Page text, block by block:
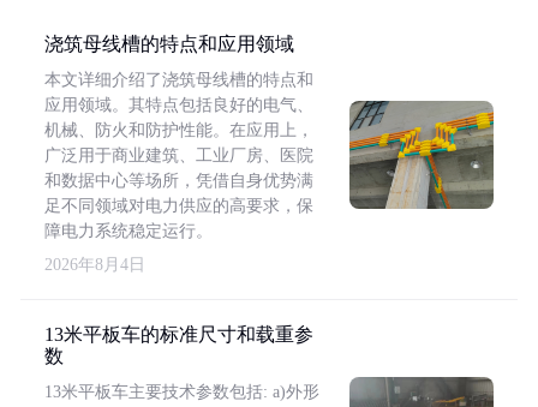
浇筑母线槽的特点和应用领域
本文详细介绍了浇筑母线槽的特点和
应用领域。其特点包括良好的电气、
机械、防火和防护性能。在应用上，
广泛用于商业建筑、工业厂房、医院
和数据中心等场所，凭借自身优势满
足不同领域对电力供应的高要求，保
障电力系统稳定运行。
2026年8月4日
13米平板车的标准尺寸和载重参
数
13米平板车主要技术参数包括: a)外形